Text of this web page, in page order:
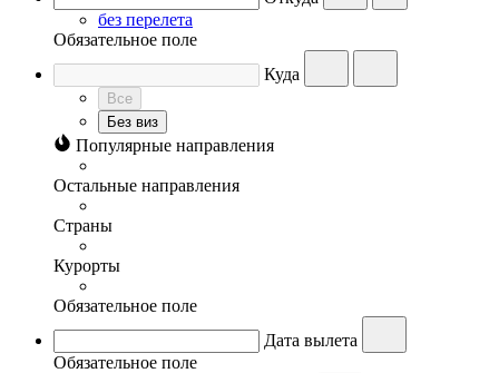
без перелета
Обязательное поле
Куда
Все
Без виз
Популярные направления
Остальные направления
Страны
Курорты
Обязательное поле
Дата вылета
Обязательное поле